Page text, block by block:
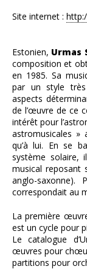
Site internet :
Estonien, Urmas
composition et
en 1985. Sa
par un style
aspects
de l’œuvre de ce
intérêt pour
astromusicales »
qu’à lui. En se
système solaire,
musical
anglo-
correspondait au
La première
est un cycle pour
Le catalogue
œuvres pour
partitions pour